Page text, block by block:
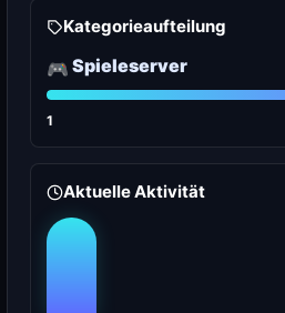
Kategorieaufteilung
🎮 Spieleserver
1
Aktuelle Aktivität